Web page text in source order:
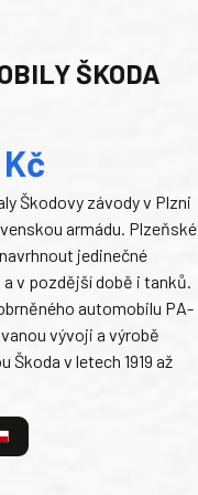
ŠKODA
Škodovy závody v Plzni
armádu. Plzeňské
jedinečné
v pozdější době i tanků.
automobilu PA-
vývoji a výrobě
v letech 1919 až